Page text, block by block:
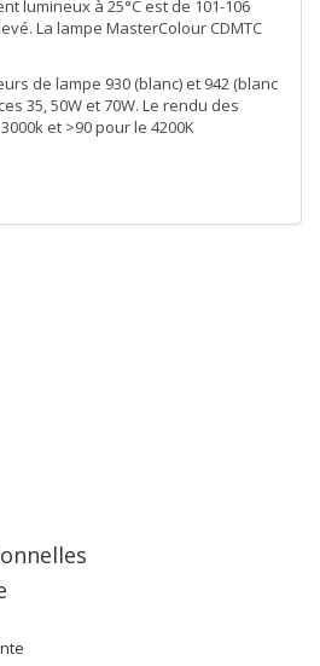
lumineux à 25°C est de 101-106
La lampe MasterColour CDMTC
de lampe 930 (blanc) et 942 (blanc
35, 50W et 70W. Le rendu des
et >90 pour le 4200K